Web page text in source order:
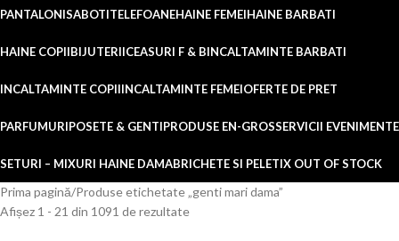
PANTALONISABOTITELEFOANEHAINE FEMEIHAINE BARBATI
HAINE COPIIBIJUTERIICEASURI F & BINCALTAMINTE BARBATI
INCALTAMINTE COPIIINCALTAMINTE FEMEIOFERTE DE PRET
PARFUMURIPOSETE & GENTIPRODUSE EN-GROSSERVICII EVENIMENTE
SETURI – MIXURI HAINE DAMABRICHETE SI PELETIX OUT OF STOCK
Prima pagină Produse etichetate „genti mari dama”
Afișez 1 - 21 din 1091 de rezultate